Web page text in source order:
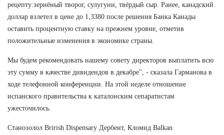
рецепту:зернёный творог, сулугуни, твёрдый сыр. Ранее, канадский
доллар взлетел в цене до 1,3380 после решения Банка Канады
оставить процентную ставку на прежнем уровне, отметив
положительные изменения в экономике страны.
Мы будем рекомендовать нашему совету директоров выплатить всю
эту сумму в качестве дивидендов в декабре", - сказала Гарманова в
ходе телефонной конференции. На этой неделе отношение
испанского правительства к каталонским сепаратистам
ужесточилось.
Станозолол Brirish Dispensary Дербент, Кломид Balkan